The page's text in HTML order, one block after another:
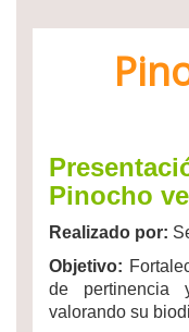
Pinocho
Realizado por:
Objetivo:
de pertinencia
valorando su